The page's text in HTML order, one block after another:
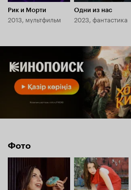
Рик и Морти
2013, мультфильм
Одни из нас
2023, фантастика
Фото